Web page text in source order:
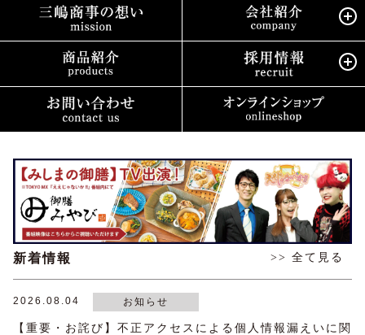
新着情報 >> 全て見る
2026.08.04 お知らせ
【重要・お詫び】不正アクセスによる個人情報漏えいに関